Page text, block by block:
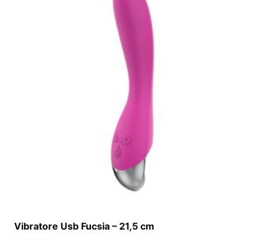
Vibratore Usb Fucsia – 21,5 cm